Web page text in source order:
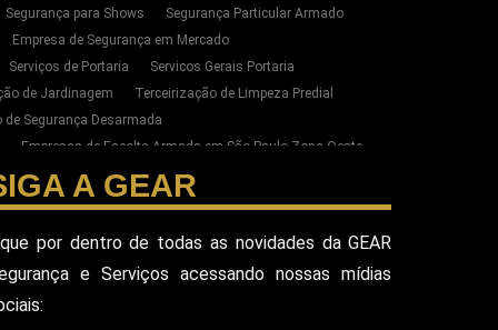
Segurança para Shows
Segurança Particular Armado
Empresa de Segurança em Mercado
Serviços de Portaria
Servicos Gerais Portaria
de Jardinagem
Terceirização de Limpeza Predial
de Segurança Desarmada
Empresas de Escolta Armada em São Paulo Zona Oeste
de Limpeza e Conservação em SP
de SP
Equipe De Seguranca Para Eventos
Seguranca Pessoal Vip
Seguranca Vip
Alphaville
A GEAR
por dentro de todas as novidades da GEAR
e Serviços acessando nossas mídias